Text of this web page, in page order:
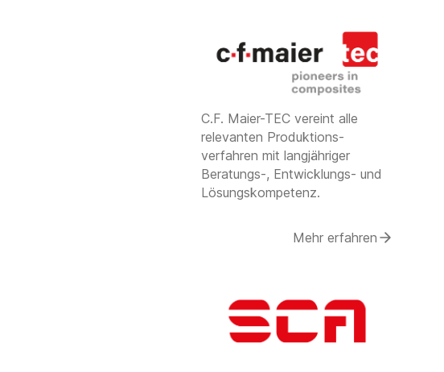
C.F. Maier-TEC vereint alle
relevanten Produktions­
verfahren mit langjähriger
Beratungs-, Entwicklungs- und
Lösungs­kompetenz.
Mehr erfahren